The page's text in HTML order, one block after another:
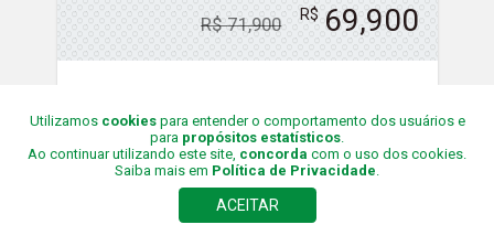
R$71,900 R$ 69,900
Gasolina/Álcool
Final
Natal/RN
34,355km
Utilizamos cookiespara entender o comportamento dos usuários e
para propósitos estatísticos.
Ao continuar utilizando este site, concorda com o uso dos cookies.
Saiba mais em Política de Privacidade.
ACEITAR